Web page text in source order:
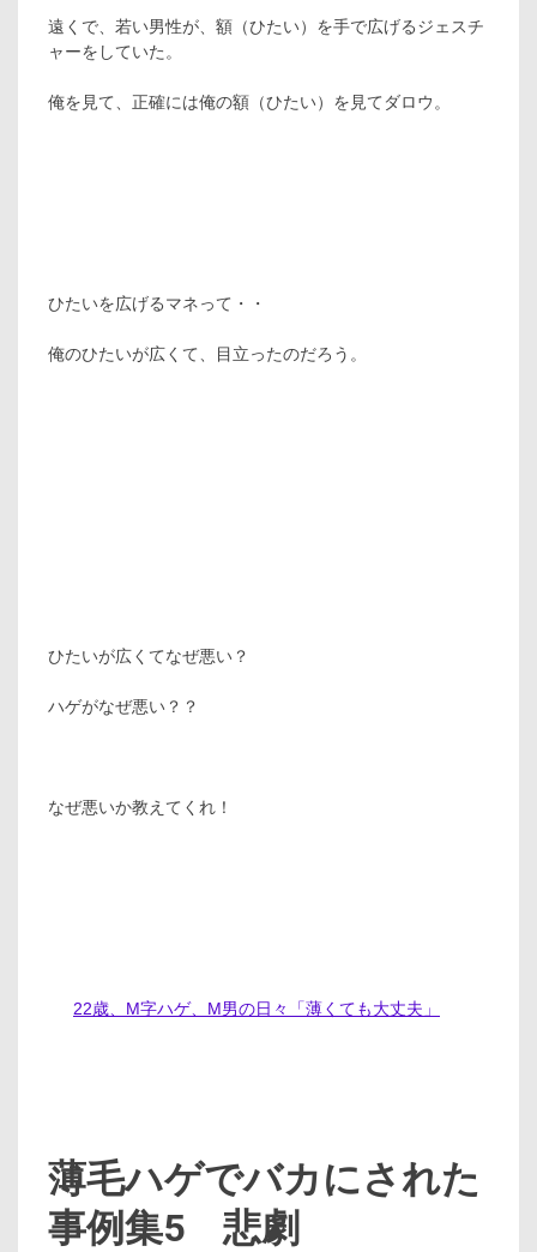
遠くで、若い男性が、額（ひたい）を手で広げるジェスチ
ャーをしていた。
俺を見て、正確には俺の額（ひたい）を見てダロウ。
ひたいを広げるマネって・・
俺のひたいが広くて、目立ったのだろう。
ひたいが広くてなぜ悪い？
ハゲがなぜ悪い？？
なぜ悪いか教えてくれ！
22歳、M字ハゲ、M男の日々「薄くても大丈夫」
薄毛ハゲでバカにされた
事例集5 悲劇